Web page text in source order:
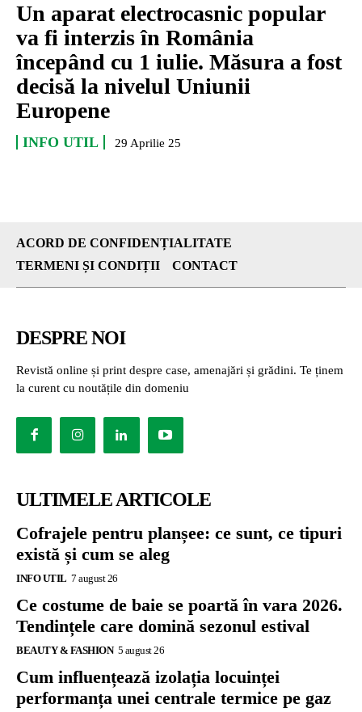
Un aparat electrocasnic popular
va fi interzis în România
începând cu 1 iulie. Măsura a fost
decisă la nivelul Uniunii
Europene
INFO UTIL 29 Aprilie 25
ACORD DE CONFIDENȚIALITATE
TERMENI ȘI CONDIȚII
CONTACT
DESPRE NOI
Revistă online și print despre case, amenajări și grădini. Te ținem
la curent cu noutățile din domeniu
ULTIMELE ARTICOLE
Cofrajele pentru planșee: ce sunt, ce tipuri
există și cum se aleg
INFO UTIL 7 august 26
Ce costume de baie se poartă în vara 2026.
Tendințele care domină sezonul estival
BEAUTY & FASHION 5 august 26
Cum influențează izolația locuinței
performanța unei centrale termice pe gaz